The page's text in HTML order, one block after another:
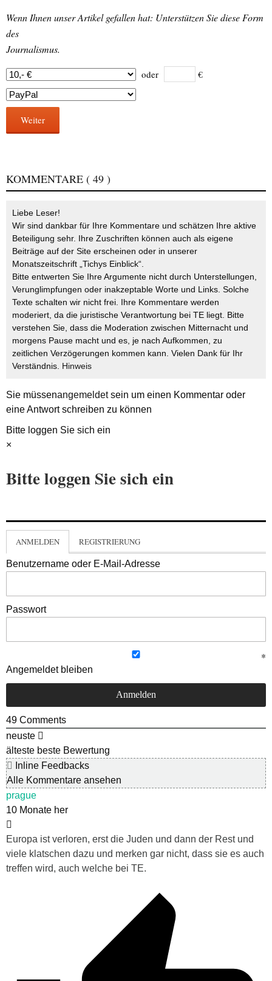
Wenn Ihnen unser Artikel gefallen hat: Unterstützen Sie diese Form
des
Journalismus.
oder €
Weiter
KOMMENTARE ( 49 )
Liebe Leser!
Wir sind dankbar für Ihre Kommentare und schätzen Ihre aktive
Beteiligung sehr. Ihre Zuschriften können auch als eigene
Beiträge auf der Site erscheinen oder in unserer
Monatszeitschrift „Tichys Einblick“.
Bitte entwerten Sie Ihre Argumente nicht durch Unterstellungen,
Verunglimpfungen oder inakzeptable Worte und Links. Solche
Texte schalten wir nicht frei. Ihre Kommentare werden
moderiert, da die juristische Verantwortung bei TE liegt. Bitte
verstehen Sie, dass die Moderation zwischen Mitternacht und
morgens Pause macht und es, je nach Aufkommen, zu
zeitlichen Verzögerungen kommen kann. Vielen Dank für Ihr
Verständnis. Hinweis
Sie müssenangemeldetsein um einen Kommentar oder
eine Antwort schreiben zu können
Bitte loggen Sie sich ein
×
Bitte loggen Sie sich ein
ANMELDEN REGISTRIERUNG
Benutzername oder E-Mail-Adresse
Passwort
Angemeldet bleiben
49 Comments
neuste
älteste beste Bewertung
Inline Feedbacks
Alle Kommentare ansehen
prague
10 Monate her
Europa ist verloren, erst die Juden und dann der Rest und
viele klatschen dazu und merken gar nicht, dass sie es auch
treffen wird, auch welche bei TE.